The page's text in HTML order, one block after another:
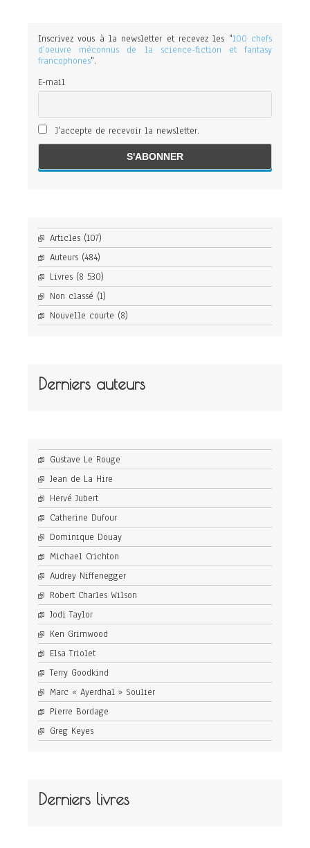
Inscrivez vous à la newsletter et recevez les "100 chefs
d'oeuvre méconnus de la science-fiction et fantasy
francophones".
E-mail
J'accepte de recevoir la newsletter.
Articles (107)
Auteurs (484)
Livres (8 530)
Non classé (1)
Nouvelle courte (8)
Derniers auteurs
Gustave Le Rouge
Jean de La Hire
Hervé Jubert
Catherine Dufour
Dominique Douay
Michael Crichton
Audrey Niffenegger
Robert Charles Wilson
Jodi Taylor
Ken Grimwood
Elsa Triolet
Terry Goodkind
Marc « Ayerdhal » Soulier
Pierre Bordage
Greg Keyes
Derniers livres